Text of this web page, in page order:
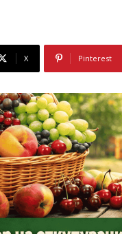
X Pinterest